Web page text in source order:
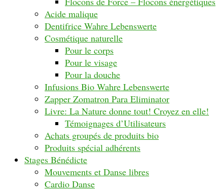
Acide malique
Dentifrice Wahre Lebenswerte
Cosmétique naturelle
Pour le corps
Pour le visage
Pour la douche
Infusions Bio Wahre Lebenswerte
Zapper Zomatron Para Eliminator
Livre: La Nature donne tout! Croyez en elle!
Témoignages d’Utilisateurs
Achats groupés de produits bio
Produits spécial adhérents
Stages Bénédicte
Mouvements et Danse libres
Cardio Danse